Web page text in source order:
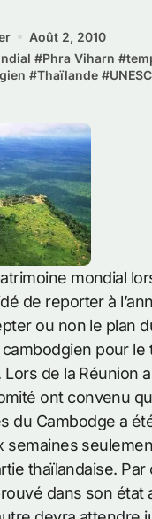
Août 2, 2010
#Phra Viharn #
#Thaïlande #
mondial
de reporter à
ou non le plan
pour le
Lors de la Réunion
ont convenu
du Cambodge a
semaines
thaïlandaise.
dans son état